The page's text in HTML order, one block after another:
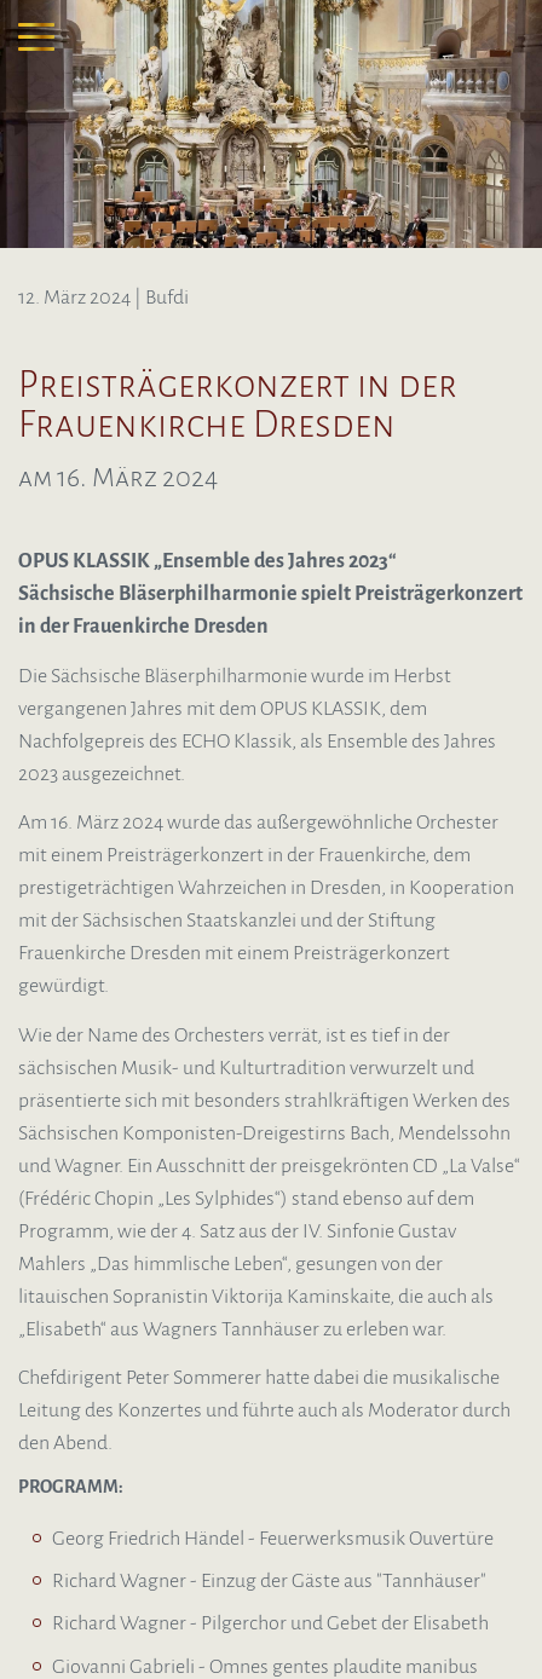
12. März 2024 | Bufdi
Preisträgerkonzert in der
Frauenkirche Dresden
am 16. März 2024
OPUS KLASSIK „Ensemble des Jahres 2023“
Sächsische Bläserphilharmonie spielt Preisträgerkonzert
in der Frauenkirche Dresden
Die Sächsische Bläserphilharmonie wurde im Herbst
vergangenen Jahres mit dem OPUS KLASSIK, dem
Nachfolgepreis des ECHO Klassik, als Ensemble des Jahres
2023 ausgezeichnet.
Am 16. März 2024 wurde das außergewöhnliche Orchester
mit einem Preisträgerkonzert in der Frauenkirche, dem
prestigeträchtigen Wahrzeichen in Dresden, in Kooperation
mit der Sächsischen Staatskanzlei und der Stiftung
Frauenkirche Dresden mit einem Preisträgerkonzert
gewürdigt.
Wie der Name des Orchesters verrät, ist es tief in der
sächsischen Musik- und Kulturtradition verwurzelt und
präsentierte sich mit besonders strahlkräftigen Werken des
Sächsischen Komponisten-Dreigestirns Bach, Mendelssohn
und Wagner. Ein Ausschnitt der preisgekrönten CD „La Valse“
(Frédéric Chopin „Les Sylphides“) stand ebenso auf dem
Programm, wie der 4. Satz aus der IV. Sinfonie Gustav
Mahlers „Das himmlische Leben“, gesungen von der
litauischen Sopranistin Viktorija Kaminskaite, die auch als
„Elisabeth“ aus Wagners Tannhäuser zu erleben war.
Chefdirigent Peter Sommerer hatte dabei die musikalische
Leitung des Konzertes und führte auch als Moderator durch
den Abend.
PROGRAMM:
Georg Friedrich Händel - Feuerwerksmusik Ouvertüre
Richard Wagner - Einzug der Gäste aus "Tannhäuser"
Richard Wagner - Pilgerchor und Gebet der Elisabeth
Giovanni Gabrieli - Omnes gentes plaudite manibus